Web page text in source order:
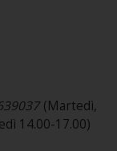
(Martedì,
14.00-17.00)